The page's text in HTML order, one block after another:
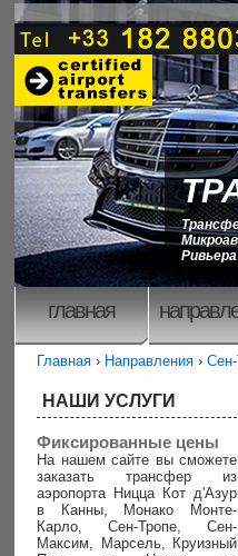
Ривьера
главная
Главная › Направления ›
НАШИ УСЛУГИ
Фиксированные цены
На нашем сайте вы сможете
заказать трансфер из
аэропорта Ницца Кот д'Азур
в Канны, Монако Монте-
Карло, Сен-Тропе, Сен-
Максим, Марсель, Круизный